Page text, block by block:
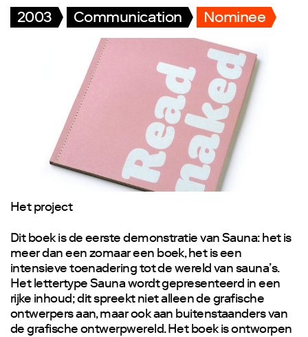
2003 Communication Nominee
Het project
Dit boek is de eerste demonstratie van Sauna: het is
meer dan een zomaar een boek, het is een
intensieve toenadering tot de wereld van sauna’s.
Het lettertype Sauna wordt gepresenteerd in een
rijke inhoud; dit spreekt niet alleen de grafische
ontwerpers aan, maar ook aan buitenstaanders van
de grafische ontwerpwereld. Het boek is ontworpen